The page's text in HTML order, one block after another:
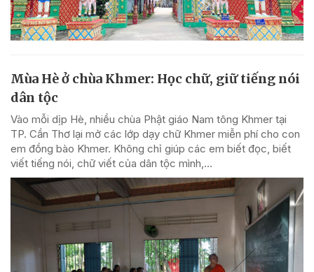
Mùa Hè ở chùa Khmer: Học chữ, giữ tiếng nói
dân tộc
Vào mỗi dịp Hè, nhiều chùa Phật giáo Nam tông Khmer tại
TP. Cần Thơ lại mở các lớp dạy chữ Khmer miễn phí cho con
em đồng bào Khmer. Không chỉ giúp các em biết đọc, biết
viết tiếng nói, chữ viết của dân tộc mình,...